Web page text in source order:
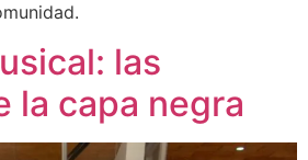
las
la capa negra